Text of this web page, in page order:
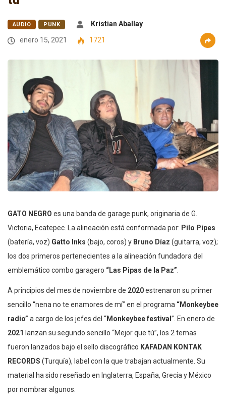
AUDIO PUNK
Kristian Aballay
enero 15, 2021
1721
GATO NEGRO es una banda de garage punk, originaria de G.
Victoria, Ecatepec. La alineación está conformada por: Pilo Pipes
(batería, voz) Gatto Inks (bajo, coros) y Bruno Díaz (guitarra, voz);
los dos primeros pertenecientes a la alineación fundadora del
emblemático combo garagero “Las Pipas de la Paz”
A principios del mes de noviembre de 2020estrenaron su primer
sencillo “nena no te enamores de mí” en el programa “Monkeybee
radio” a cargo de los jefes del “Monkeybee festival”. En enero de
2021 lanzan su segundo sencillo “Mejor que tú”, los 2 temas
fueron lanzados bajo el sello discográfico KAFADAN KONTAK
RECORDS (Turquía), label con la que trabajan actualmente. Su
material ha sido reseñado en Inglaterra, España, Grecia y México
por nombrar algunos.